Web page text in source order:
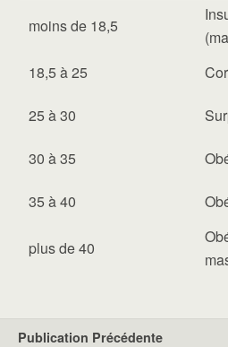
moins de 18,5
18,5 à 25
25 à 30
30 à 35
35 à 40
plus de 40
Publication Précédente